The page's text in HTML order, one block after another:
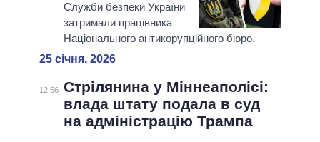
Служби безпеки України
затримали працівника
Національного антикорупційного бюро.
25 січня, 2026
12:56 Стрілянина у Міннеаполісі:
влада штату подала в суд
на адміністрацію Трампа